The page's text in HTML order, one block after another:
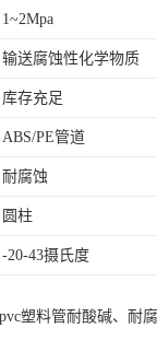
1~2Mpa
输送腐蚀性化学物质
库存充足
ABS/PE管道
耐腐蚀
圆柱
-20-43摄氏度
塑料管耐酸碱、耐